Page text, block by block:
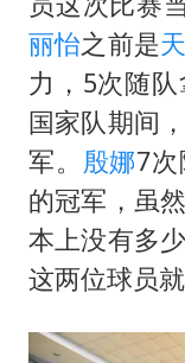
丽怡之前是
力，5次随
国家队期间
军。 殷娜7
的冠军，虽
本上没有多
这两位球员